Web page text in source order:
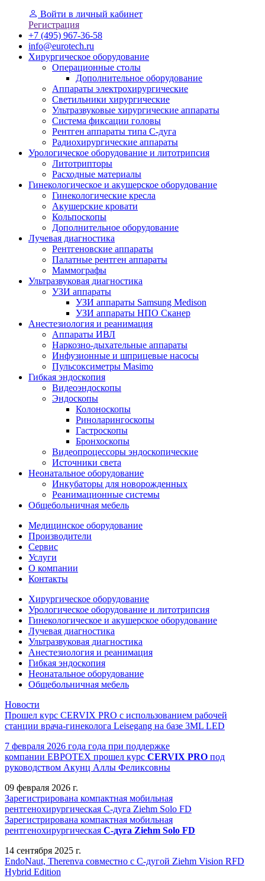
Войти в личный кабинет
Регистрация
+7 (495) 967-36-58
info@eurotech.ru
Хирургическое оборудование
Операционные столы
Дополнительное оборудование
Аппараты электрохирургические
Светильники хирургические
Ультразвуковые хирургические аппараты
Система фиксации головы
Рентген аппараты типа С-дуга
Радиохирургические аппараты
Урологическое оборудование и литотрипсия
Литотрипторы
Расходные материалы
Гинекологическое и акушерское оборудование
Гинекологические кресла
Акушерские кровати
Кольпоскопы
Дополнительное оборудование
Лучевая диагностика
Рентгеновские аппараты
Палатные рентген аппараты
Маммографы
Ультразвуковая диагностика
УЗИ аппараты
УЗИ аппараты Samsung Medison
УЗИ аппараты НПО Сканер
Анестезиология и реанимация
Аппараты ИВЛ
Наркозно-дыхательные аппараты
Инфузионные и шприцевые насосы
Пульсоксиметры Masimo
Гибкая эндоскопия
Видеоэндоскопы
Эндоскопы
Колоноскопы
Риноларингоскопы
Гастроскопы
Бронхоскопы
Видеопроцессоры эндоскопические
Источники света
Неонатальное оборудование
Инкубаторы для новорожденных
Реанимационные системы
Общебольничная мебель
Медицинское оборудование
Производители
Сервис
Услуги
О компании
Контакты
Хирургическое оборудование
Урологическое оборудование и литотрипсия
Гинекологическое и акушерское оборудование
Лучевая диагностика
Ультразвуковая диагностика
Анестезиология и реанимация
Гибкая эндоскопия
Неонатальное оборудование
Общебольничная мебель
Новости
Прошел курс CERVIX PRO с использованием рабочей
станции врача-гинеколога Leisegang на базе 3ML LED
7 февраля 2026 года года при поддержке
компании ЕВРОТЕХ прошел курс CERVIX PRO под
руководством Акунц Аллы Феликсовны
09 февраля 2026 г.
Зарегистрирована компактная мобильная
рентгенохирургическая С-дуга Ziehm Solo FD
Зарегистрирована компактная мобильная
рентгенохирургическая С-дуга Ziehm Solo FD
14 сентября 2025 г.
EndoNaut, Therenva совместно с С-дугой Ziehm Vision RFD
Hybrid Edition